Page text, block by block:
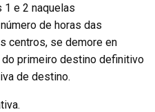
e 2 naquelas
de horas das
centros, se demore en
primeiro destino definitivo
de destino.